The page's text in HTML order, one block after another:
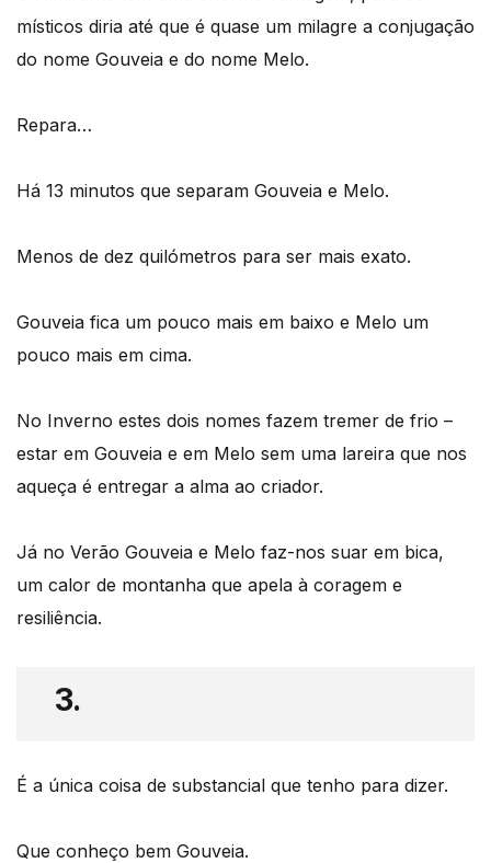
místicos diria até que é quase um milagre a conjugação
do nome Gouveia e do nome Melo.
Repara…
Há 13 minutos que separam Gouveia e Melo.
Menos de dez quilómetros para ser mais exato.
Gouveia fica um pouco mais em baixo e Melo um
pouco mais em cima.
No Inverno estes dois nomes fazem tremer de frio –
estar em Gouveia e em Melo sem uma lareira que nos
aqueça é entregar a alma ao criador.
Já no Verão Gouveia e Melo faz-nos suar em bica,
um calor de montanha que apela à coragem e
resiliência.
3.
É a única coisa de substancial que tenho para dizer.
Que conheço bem Gouveia.